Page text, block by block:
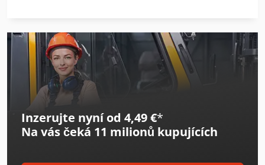
Kelch Sk 50
Kingsland Multi 70
Kärcher B 150 R + R 75
Kärcher B 150 R + R 90
Kärcher B 40 W Bp Dose
Inzerujte nyní od 4,49 €*
Na vás čeká 11 milionů kupujících